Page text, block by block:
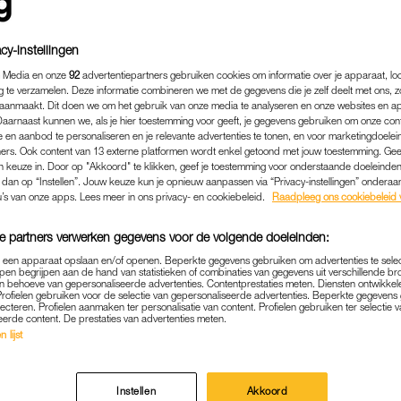
MALLORCA-
OM
BINNENLAND|VOOR DE RECHTER
22-06-2024 | REDACTIE NIEUWS
uit de Mallorca-zaak, waarin de dood van
in cassatie tegen de uitspraak van het gerechtshof.
instellingen
en onze 92 advertentiepartners gebruiken cookies om informatie over je apparaat,
te verzamelen. Deze informatie combineren we met de gegevens die je zelf deelt met ons,
Dit doen we om het gebruik van onze media te analyseren en onze websites en
kunnen we, als je hier toestemming voor geeft, je gegevens gebruiken om onze
en aanbod te personaliseren en je relevante advertenties te tonen, en voor
Ook content van 13 externe platformen wordt enkel getoond met jouw toestemming.
keuze in. Door op "Akkoord" te klikken, geef je toestemming voor onderstaande
op “Instellen”. Jouw keuze kun je opnieuw aanpassen via “Privacy-instellingen”
van onze apps. Lees meer in ons privacy- en cookiebeleid.
Raadpleeg ons cookiebeleid
partners verwerken gegevens voor de volgende doeleinden:
apparaat opslaan en/of openen. Beperkte gegevens gebruiken om advertenties te
begrijpen aan de hand van statistieken of combinaties van gegevens uit verschillende
behoeve van gepersonaliseerde advertenties. Contentprestaties meten. Diensten
gebruiken voor de selectie van gepersonaliseerde advertenties. Beperkte
Profielen aanmaken ter personalisatie van content. Profielen gebruiken ter selectie
content. De prestaties van advertenties meten.
lijst
Instellen Akkoord